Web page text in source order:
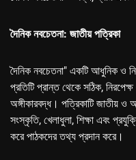
দৈনিক নবচেতনা: জাতীয় পত্রিকা
দৈনিক নবচেতনা" একটি আধুনিক ও
প্রতিটি প্রান্ত থেকে সঠিক,
অঙ্গীকারবদ্ধ। পত্রিকাটি জাতীয় ও
সংস্কৃতি, খেলাধুলা, শিক্ষা এবং
করে পাঠকদের তথ্য প্রদান করে।